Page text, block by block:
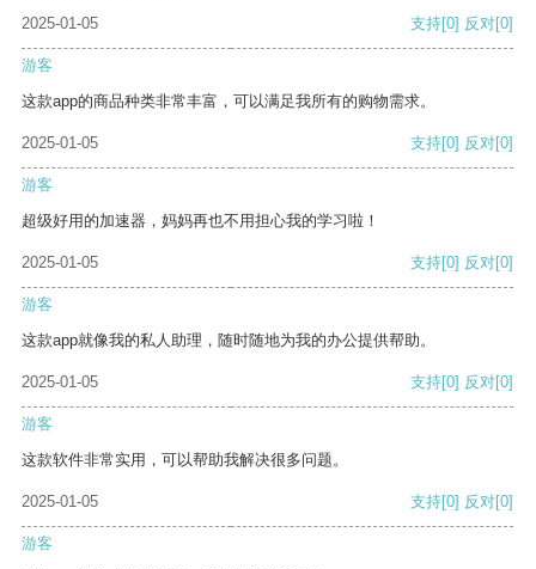
2025-01-05
支持[0] 反对[0]
游客
这款app的商品种类非常丰富，可以满足我所有的购物需求。
2025-01-05 支持[0] 反对[0]
游客
超级好用的加速器，妈妈再也不用担心我的学习啦！
2025-01-05 支持[0] 反对[0]
游客
这款app就像我的私人助理，随时随地为我的办公提供帮助。
2025-01-05 支持[0] 反对[0]
游客
这款软件非常实用，可以帮助我解决很多问题。
2025-01-05 支持[0] 反对[0]
游客